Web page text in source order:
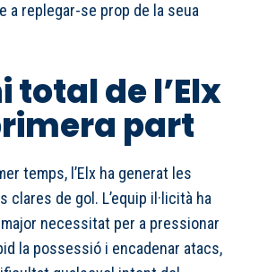
a replegar-se prop de la seua
total de l’Elx
part
temps, l’Elx ha generat les
clares de gol. L’equip il·licità ha
necessitat per a pressionar
la possessió i encadenar atacs,